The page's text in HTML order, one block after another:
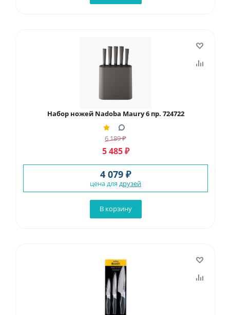
Набор ножей Nadoba Maury 6 пр. 724722
6 189₽
5 485₽
4 079 ₽
цена для друзей
В корзину